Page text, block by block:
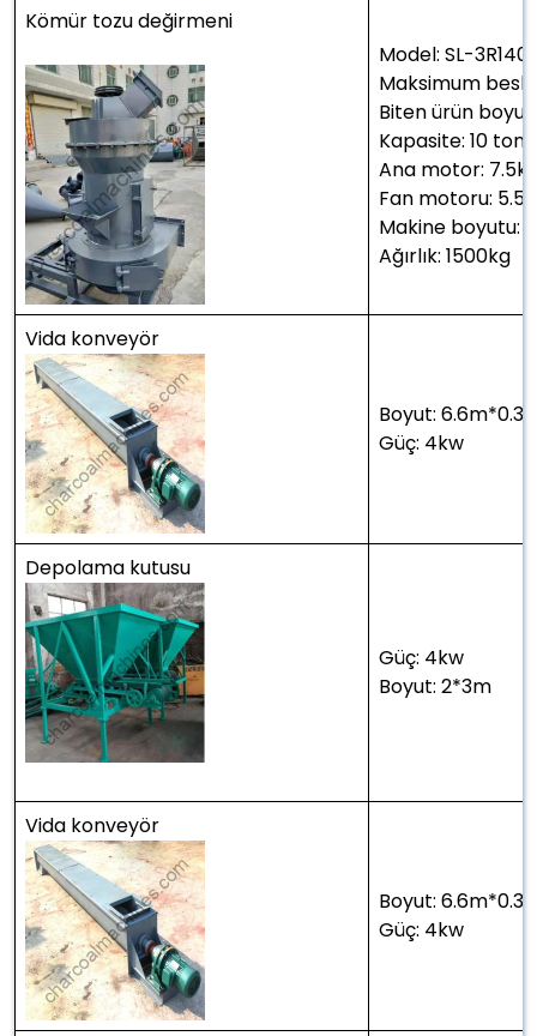
Kömür tozu değirmeni
Model: SL-3R140
Maksimum
Biten ürün
Kapasite: 10
Ana motor:
Fan motoru:
Makine boyutu:
Ağırlık: 1500kg
Vida konveyör
Boyut:
Güç: 4kw
Depolama kutusu
Güç: 4kw
Boyut: 2*3m
Vida konveyör
Boyut:
Güç: 4kw